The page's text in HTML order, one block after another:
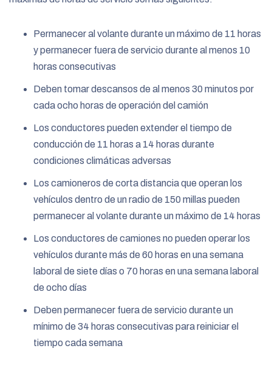
Permanecer al volante durante un máximo de 11 horas
y permanecer fuera de servicio durante al menos 10
horas consecutivas
Deben tomar descansos de al menos 30 minutos por
cada ocho horas de operación del camión
Los conductores pueden extender el tiempo de
conducción de 11 horas a 14 horas durante
condiciones climáticas adversas
Los camioneros de corta distancia que operan los
vehículos dentro de un radio de 150 millas pueden
permanecer al volante durante un máximo de 14 horas
Los conductores de camiones no pueden operar los
vehículos durante más de 60 horas en una semana
laboral de siete días o 70 horas en una semana laboral
de ocho días
Deben permanecer fuera de servicio durante un
mínimo de 34 horas consecutivas para reiniciar el
tiempo cada semana